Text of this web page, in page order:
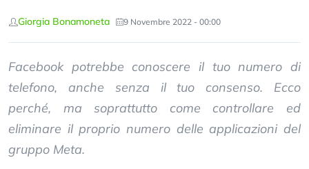
Giorgia Bonamoneta 9 Novembre 2022 - 00:00
Facebook potrebbe conoscere il tuo numero di
telefono, anche senza il tuo consenso. Ecco
perché, ma soprattutto come controllare ed
eliminare il proprio numero delle applicazioni del
gruppo Meta.